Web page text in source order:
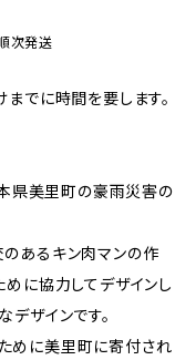
次発送
でに時間を要します。
県美里町の豪雨災害の
あるキン肉マンの作
に協力してデザインし
ザインです。
めに美里町に寄付され